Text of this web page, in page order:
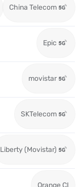
China Telecom
Epic
movistar
SKTelecom
Liberty (Movistar)
Orange CI